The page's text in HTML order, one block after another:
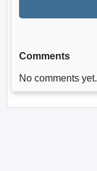
Comments
No comments